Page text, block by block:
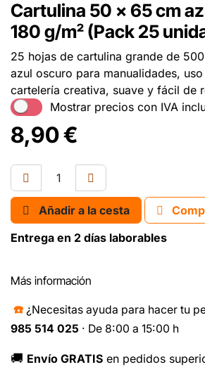
Cartulina 50 x 65 cm
180 g/m² (Pack 25
25 hojas de cartulina grande de
azul oscuro para manualidades,
cartelería creativa, suave y fácil de
Mostrar precios con IVA
8,90€
Añadir a la cesta
Entrega en 2 días laborables
Más información
☎️ ¿Necesitas ayuda para hacer tu
985 514 025 · De 8:00 a 15:00 h
🚚 Envío GRATIS en pedidos